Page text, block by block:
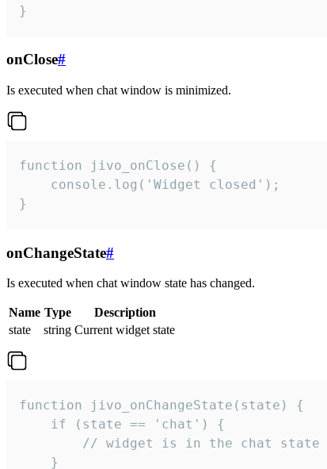
}
onClose#
Is executed when chat window is minimized.
function jivo_onClose() {
    console.log('Widget closed');
}
onChangeState#
Is executed when chat window state has changed.
Name Type
Description
state
string Current widget state
function jivo_onChangeState(state) {
    if (state == 'chat') {
        // widget is in the chat state
    }